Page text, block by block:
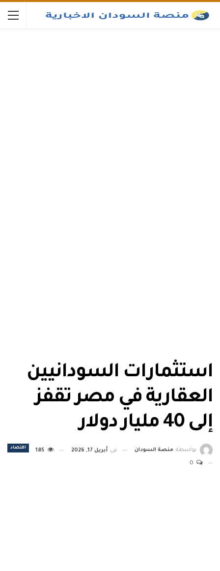
استثمارات السودانيين
العقارية في مصر تقفز
إلى 40 مليار دولار
اقتصاد بواسطة منصة السودان في أبريل 17, 2026 185